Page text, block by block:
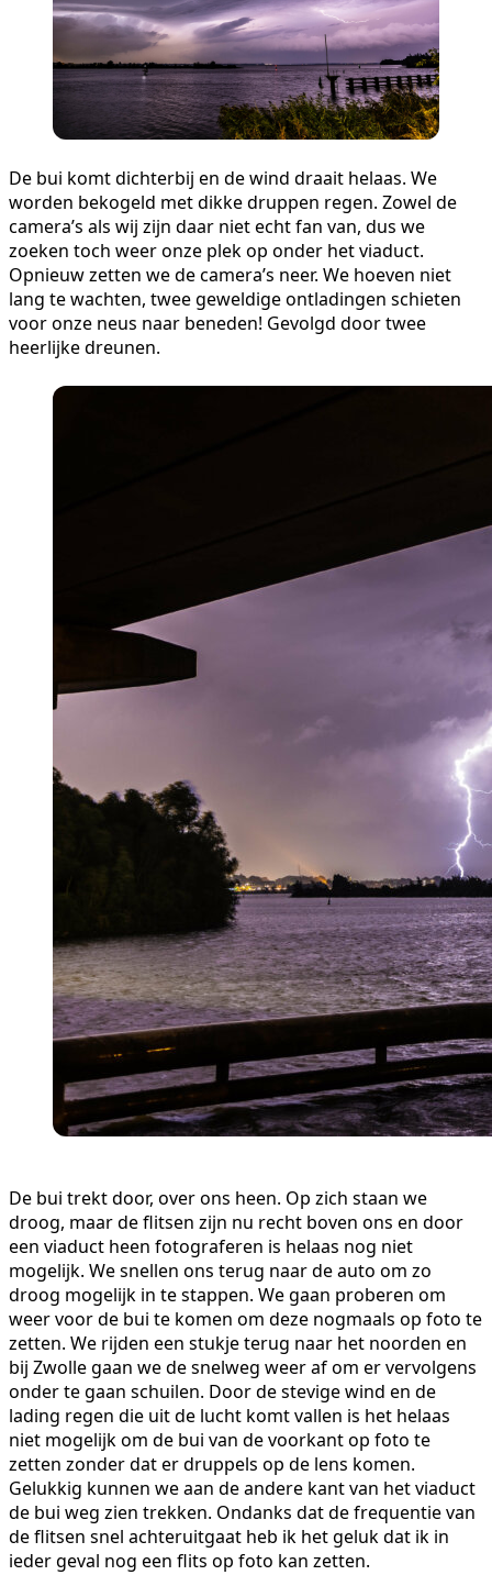
De bui komt dichterbij en de wind draait helaas. We
worden bekogeld met dikke druppen regen. Zowel de
camera’s als wij zijn daar niet echt fan van, dus we
zoeken toch weer onze plek op onder het viaduct.
Opnieuw zetten we de camera’s neer. We hoeven niet
lang te wachten, twee geweldige ontladingen schieten
voor onze neus naar beneden! Gevolgd door twee
heerlijke dreunen.
De bui trekt door, over ons heen. Op zich staan we
droog, maar de flitsen zijn nu recht boven ons en door
een viaduct heen fotograferen is helaas nog niet
mogelijk. We snellen ons terug naar de auto om zo
droog mogelijk in te stappen. We gaan proberen om
weer voor de bui te komen om deze nogmaals op foto te
zetten. We rijden een stukje terug naar het noorden en
bij Zwolle gaan we de snelweg weer af om er vervolgens
onder te gaan schuilen. Door de stevige wind en de
lading regen die uit de lucht komt vallen is het helaas
niet mogelijk om de bui van de voorkant op foto te
zetten zonder dat er druppels op de lens komen.
Gelukkig kunnen we aan de andere kant van het viaduct
de bui weg zien trekken. Ondanks dat de frequentie van
de flitsen snel achteruitgaat heb ik het geluk dat ik in
ieder geval nog een flits op foto kan zetten.